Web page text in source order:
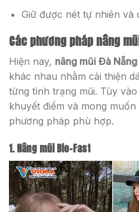
Giữ được nét tự nhiên và
Các phương pháp nâng
Hiện nay, nâng mũi Đà Nẵng
khác nhau nhằm cải thiện
từng tình trạng mũi. Tùy
khuyết điểm và mong
phương pháp phù hợp.
1. Nâng mũi Bio-Fast